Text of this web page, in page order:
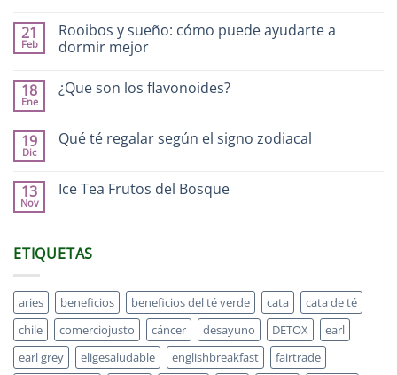
21
Feb
Rooibos y sueño: cómo puede ayudarte a
dormir mejor
18
Ene
¿Que son los flavonoides?
19
Dic
Qué té regalar según el signo zodiacal
13
Nov
Ice Tea Frutos del Bosque
ETIQUETAS
aries beneficios beneficios del té verde cata
cata de té
chile
comerciojusto cáncer desayuno DETOX
earl
earl grey
eligesaludable englishbreakfast
fairtrade